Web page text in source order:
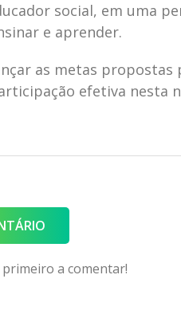
social, em uma
e aprender.
as metas propostas
efetiva nesta
a comentar!